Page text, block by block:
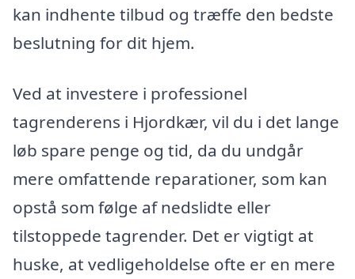
kan indhente tilbud og træffe den bedste
beslutning for dit hjem.
Ved at investere i professionel
tagrenderens i Hjordkær, vil du i det lange
løb spare penge og tid, da du undgår
mere omfattende reparationer, som kan
opstå som følge af nedslidte eller
tilstoppede tagrender. Det er vigtigt at
huske, at vedligeholdelse ofte er en mere